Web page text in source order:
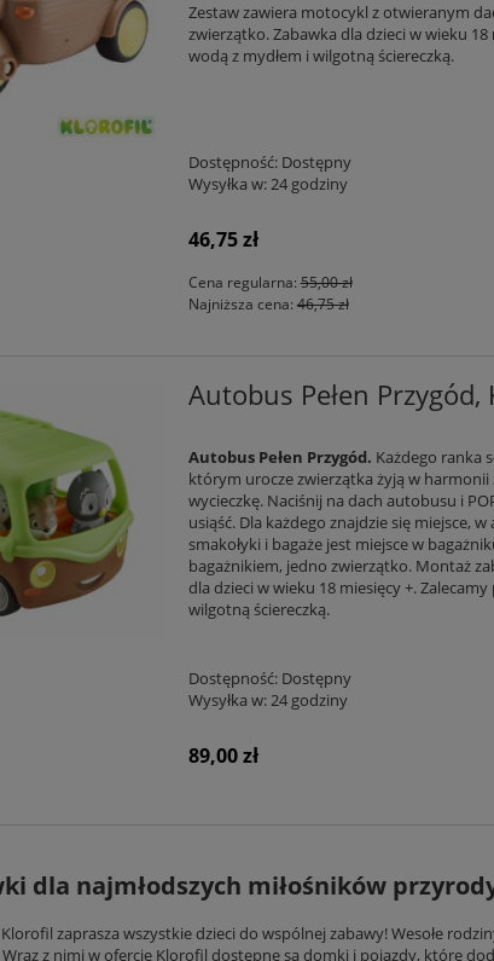
Zestaw zawiera motocykl z otwieranym
zwierzątko. Zabawka dla dzieci w wieku
wodą z mydłem i wilgotną ściereczką.
Dostępność: Dostępny
Wysyłka w:24 godziny
46,75 zł
Cena regularna:55,00 zł
Najniższa cena:46,75 zł
Autobus Pełen Przygód,
Autobus Pełen Przygód. Każdego ranka
którym urocze zwierzątka żyją w harmonii
wycieczkę. Naciśnij na dach autobusu i
usiąść. Dla każdego znajdzie się miejsce,
smakołyki i bagaże jest miejsce w
bagażnikiem, jedno zwierzątko. Montaż
dla dzieci w wieku 18 miesięcy +.
wilgotną ściereczką.
Dostępność: Dostępny
Wysyłka w:24 godziny
89,00 zł
dla najmłodszych miłośników
zaprasza wszystkie dzieci do wspólnej zabawy! Wesołe
Wraz z nimi w ofercie Klorofil dostępne są domki i pojazdy, które